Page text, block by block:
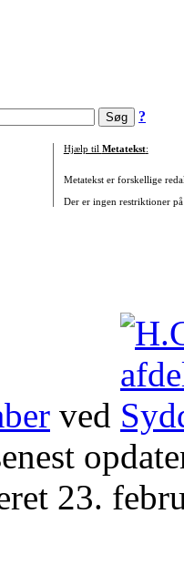
?
Hjælp til Metatekst:
Metatekst er forskellige
Der er ingen restriktioner
ved
23.